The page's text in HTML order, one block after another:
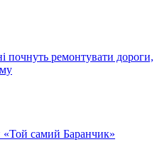
почнуть ремонтувати дороги,
«Той самий Баранчик»